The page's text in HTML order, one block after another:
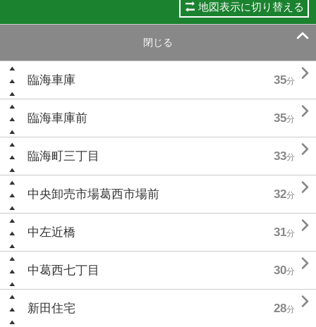
地図表示に切り替える
閉じる 
臨海車庫 35分 
臨海車庫前 35分 
臨海町三丁目 33分 
中央卸売市場葛西市場前 32分 
中左近橋 31分 
中葛西七丁目 30分 
新田住宅 28分 